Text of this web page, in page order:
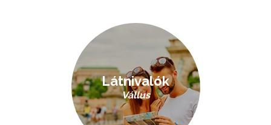
Látnivalók
Vállus